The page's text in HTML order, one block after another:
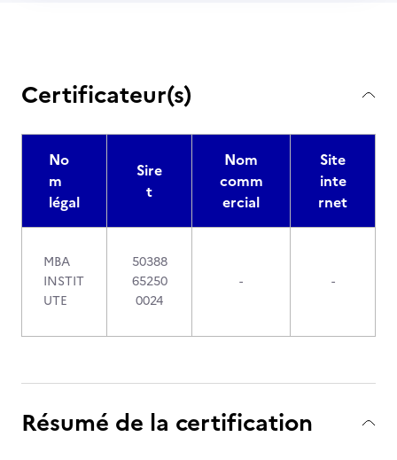
Certificateur(s)
No
m
légal
Sire
t
Nom
comm
ercial
Site
inte
rnet
MBA
INSTIT
UTE
50388
65250
0024
- -
Résumé de la certification